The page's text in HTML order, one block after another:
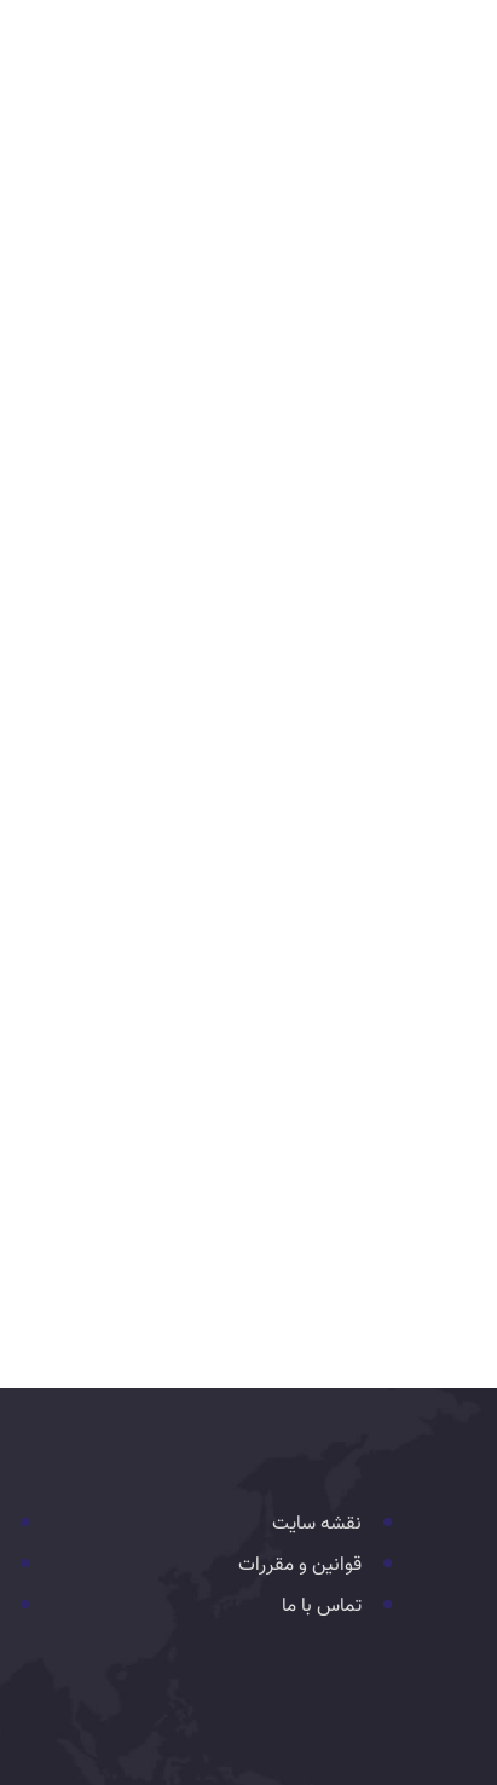
نقشه سایت
قوانین و مقررات
تماس با ما